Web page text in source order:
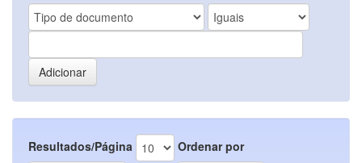
Resultados/Página
Ordenar por